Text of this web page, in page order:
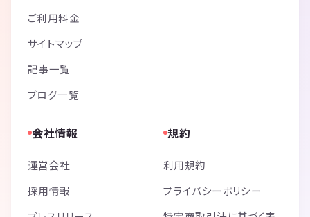
ご利用料金
サイトマップ
記事一覧
ブログ一覧
会社情報
運営会社
採用情報
規約
利用規約
プライバシーポリシー